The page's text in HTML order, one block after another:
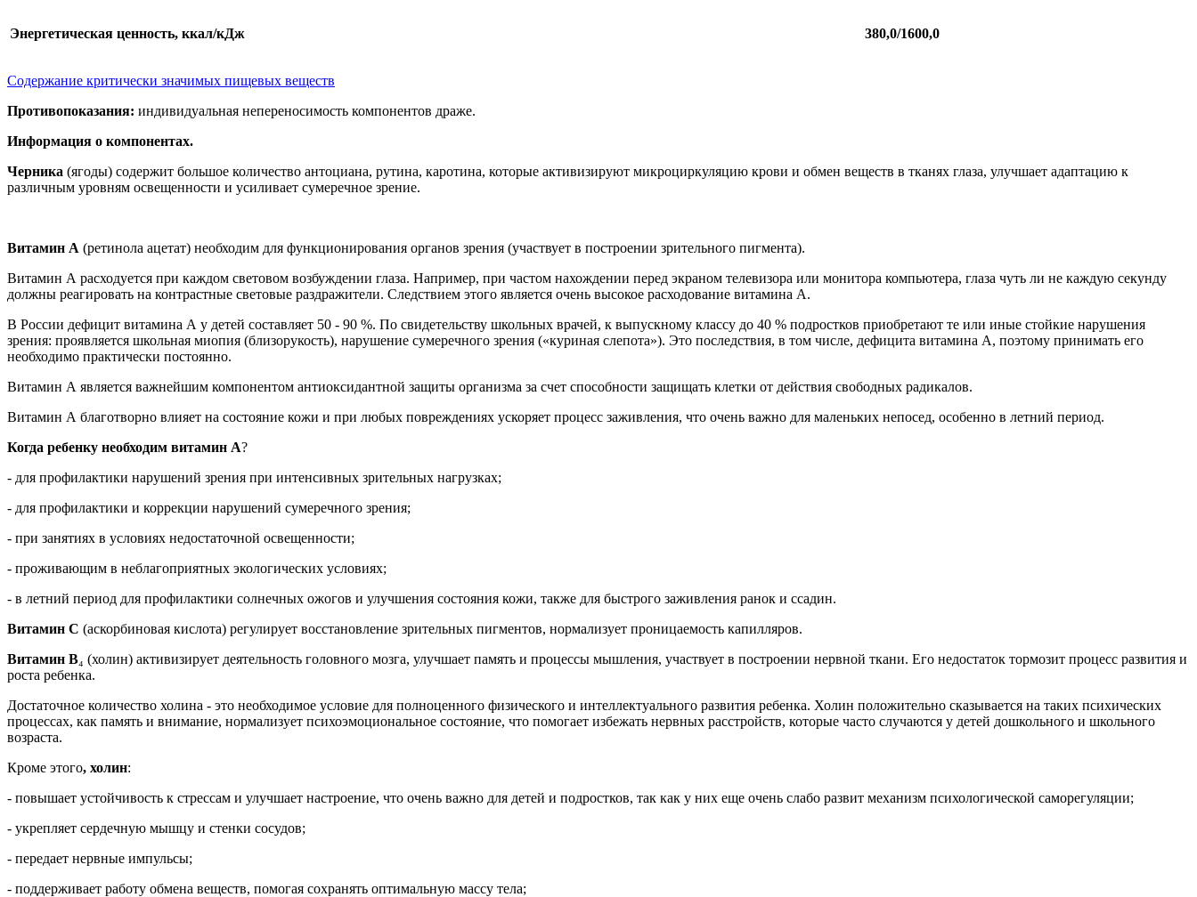
Энергетическая ценность, ккал/кДж 380,0/1600,0
Содержание критически значимых пищевых веществ
Противопоказания: индивидуальная непереносимость компонентов драже.
Информация о компонентах.
Черника (ягоды) содержит большое количество антоциана, рутина, каротина, которые активизируют микроциркуляцию крови и обмен веществ в тканях глаза, улучшает адаптацию к
различным уровням освещенности и усиливает сумеречное зрение.
Витамин А (ретинола ацетат) необходим для функционирования органов зрения (участвует в построении зрительного пигмента).
Витамин А расходуется при каждом световом возбуждении глаза. Например, при частом нахождении перед экраном телевизора или монитора компьютера, глаза чуть ли не каждую секунду
должны реагировать на контрастные световые раздражители. Следствием этого является очень высокое расходование витамина А.
В России дефицит витамина А у детей составляет 50 - 90 %. По свидетельству школьных врачей, к выпускному классу до 40 % подростков приобретают те или иные стойкие нарушения
зрения: проявляется школьная миопия (близорукость), нарушение сумеречного зрения («куриная слепота»). Это последствия, в том числе, дефицита витамина А, поэтому принимать его
необходимо практически постоянно.
Витамин А является важнейшим компонентом антиоксидантной защиты организма за счет способности защищать клетки от действия свободных радикалов.
Витамин А благотворно влияет на состояние кожи и при любых повреждениях ускоряет процесс заживления, что очень важно для маленьких непосед, особенно в летний период.
Когда ребенку необходим витамин А?
- для профилактики нарушений зрения при интенсивных зрительных нагрузках;
- для профилактики и коррекции нарушений сумеречного зрения;
- при занятиях в условиях недостаточной освещенности;
- проживающим в неблагоприятных экологических условиях;
- в летний период для профилактики солнечных ожогов и улучшения состояния кожи, также для быстрого заживления ранок и ссадин.
Витамин С (аскорбиновая кислота) регулирует восстановление зрительных пигментов, нормализует проницаемость капилляров.
Витамин В₄ (холин) активизирует деятельность головного мозга, улучшает память и процессы мышления, участвует в построении нервной ткани. Его недостаток тормозит процесс развития и
роста ребенка.
Достаточное количество холина - это необходимое условие для полноценного физического и интеллектуального развития ребенка. Холин положительно сказывается на таких психических
процессах, как память и внимание, нормализует психоэмоциональное состояние, что помогает избежать нервных расстройств, которые часто случаются у детей дошкольного и школьного
возраста.
Кроме этого, холин:
- повышает устойчивость к стрессам и улучшает настроение, что очень важно для детей и подростков, так как у них еще очень слабо развит механизм психологической саморегуляции;
- укрепляет сердечную мышцу и стенки сосудов;
- передает нервные импульсы;
- поддерживает работу обмена веществ, помогая сохранять оптимальную массу тела;